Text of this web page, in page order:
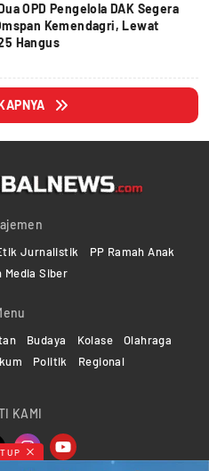
OPD Pengelola DAK Segera
Kemendagri, Lewat
Hangus
Jurnalistik
PP Ramah Anak
Media Siber
Budaya Kolase
Olahraga
Politik Regional
KAMI